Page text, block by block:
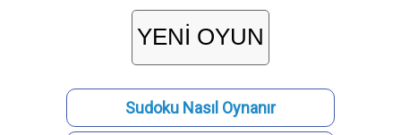
Sudoku Nasıl Oynanır